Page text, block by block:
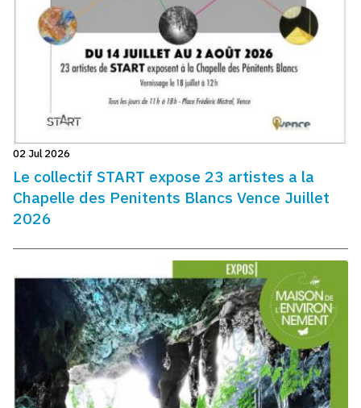
02 Jul 2026
Le collectif START expose 23 artistes a la
Chapelle des Penitents Blancs Vence Juillet
2026